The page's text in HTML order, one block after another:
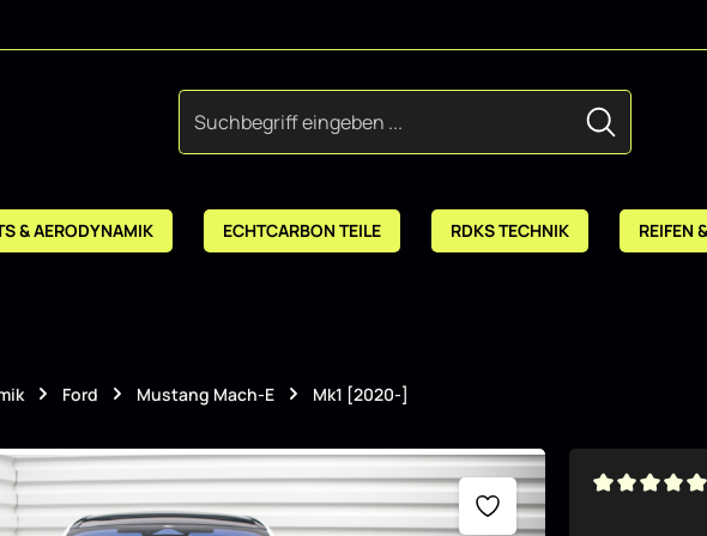
& AERODYNAMIK ECHTCARBON TEILE RDKS TECHNIK REIFEN
Ford Mustang Mach-E Mk1 [2020-]